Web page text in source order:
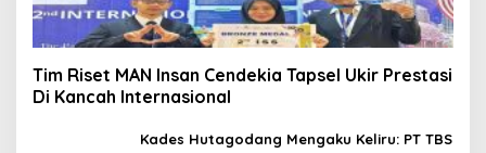
Tim Riset MAN Insan Cendekia Tapsel Ukir Prestasi
Di Kancah Internasional
Kades Hutagodang Mengaku Keliru: PT TBS